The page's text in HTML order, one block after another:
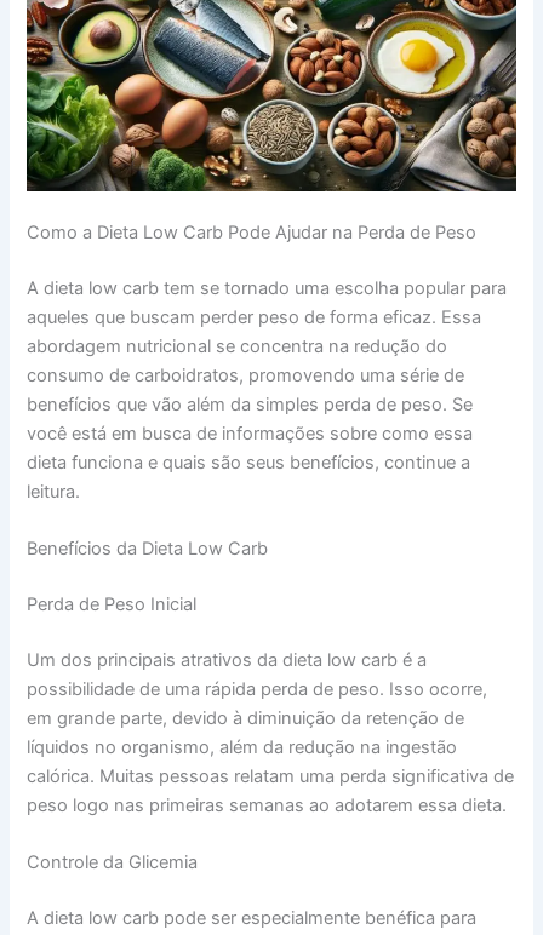
Como a Dieta Low Carb Pode Ajudar na Perda de Peso
A dieta low carb tem se tornado uma escolha popular para
aqueles que buscam perder peso de forma eficaz. Essa
abordagem nutricional se concentra na redução do
consumo de carboidratos, promovendo uma série de
benefícios que vão além da simples perda de peso. Se
você está em busca de informações sobre como essa
dieta funciona e quais são seus benefícios, continue a
leitura.
Benefícios da Dieta Low Carb
Perda de Peso Inicial
Um dos principais atrativos da dieta low carb é a
possibilidade de uma rápida perda de peso. Isso ocorre,
em grande parte, devido à diminuição da retenção de
líquidos no organismo, além da redução na ingestão
calórica. Muitas pessoas relatam uma perda significativa de
peso logo nas primeiras semanas ao adotarem essa dieta.
Controle da Glicemia
A dieta low carb pode ser especialmente benéfica para